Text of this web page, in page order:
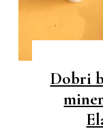
Dobri